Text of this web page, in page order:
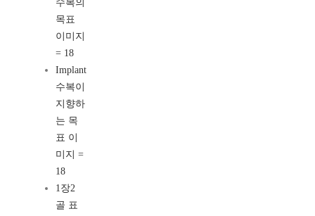
수복의
목표
이미지
= 18
Implant
수복이
지향하
는 목
표 이
미지 =
18
1장2
골 표